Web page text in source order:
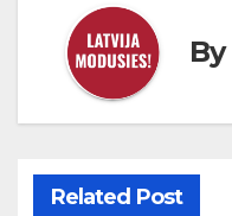
By
Related Post